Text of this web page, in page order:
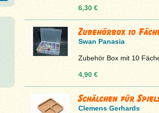
6,30 €
Zubehörbox 10
Swan Panasia
Zubehör Box mit 10
4,90 €
Schälchen für
Clemens Gerhards